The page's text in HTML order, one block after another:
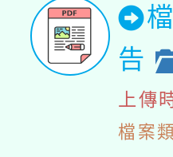
告
上
檔案